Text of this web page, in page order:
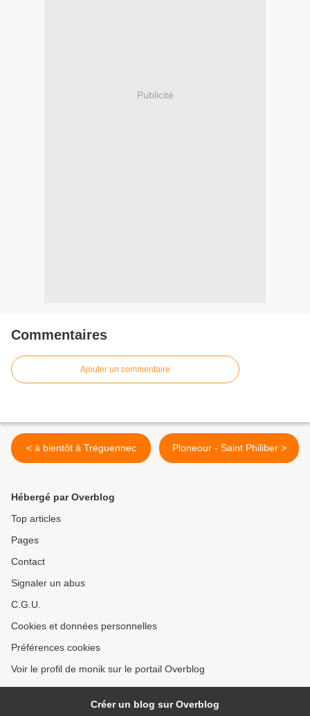
Publicité
Commentaires
Ajouter un commentaire
< à bientôt à Tréguennec Ploneour - Saint Philiber >
Hébergé par Overblog
Top articles
Pages
Contact
Signaler un abus
C.G.U.
Cookies et données personnelles
Préférences cookies
Voir le profil de monik sur le portail Overblog
Créer un blog sur Overblog